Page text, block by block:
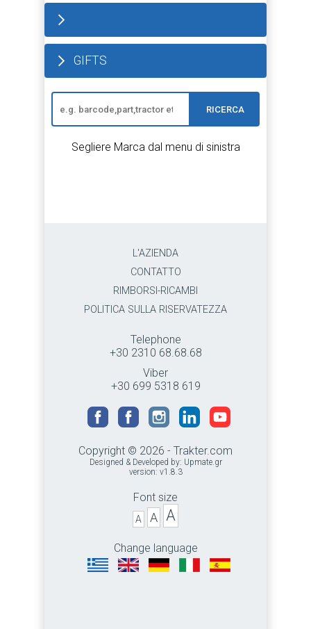
GIFTS
RICERCA
Segliere Marca dal menu di sinistra
L'AZIENDA
CONTATTO
RIMBORSI-RICAMBI
POLITICA SULLA RISERVATEZZA
Telephone
+30 2310 68.68.68
Viber
+30 699 5318 619
Copyright © 2026 - Trakter.com
Designed & Developed by: Upmate.gr
version: v1.8.3
Font size
A A A
Change language